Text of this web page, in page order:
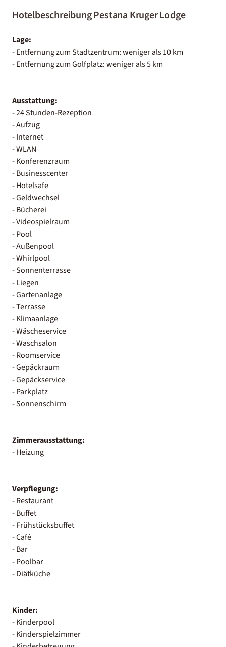
Hotelbeschreibung Pestana Kruger Lodge
Lage:
- Entfernung zum Stadtzentrum: weniger als 10 km
- Entfernung zum Golfplatz: weniger als 5 km
Ausstattung:
- 24 Stunden-Rezeption
- Aufzug
- Internet
- WLAN
- Konferenzraum
- Businesscenter
- Hotelsafe
- Geldwechsel
- Bücherei
- Videospielraum
- Pool
- Außenpool
- Whirlpool
- Sonnenterrasse
- Liegen
- Gartenanlage
- Terrasse
- Klimaanlage
- Wäscheservice
- Waschsalon
- Roomservice
- Gepäckraum
- Gepäckservice
- Parkplatz
- Sonnenschirm
Zimmerausstattung:
- Heizung
Verpflegung:
- Restaurant
- Buffet
- Frühstücksbuffet
- Café
- Bar
- Poolbar
- Diätküche
Kinder:
- Kinderpool
- Kinderspielzimmer